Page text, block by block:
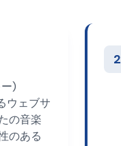
)
ウェブサ
の音楽
のある
2